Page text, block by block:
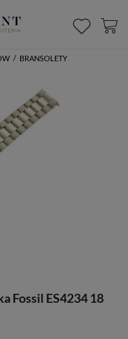
/ BRANSOLETY
Fossil ES4234 18